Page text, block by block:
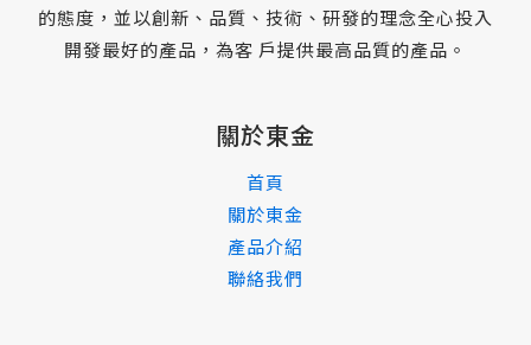
的態度，並以創新、品質、技術、研發的理念全心投入
開發最好的產品，為客 戶提供最高品質的產品。
關於東金
首頁
關於東金
產品介紹
聯絡我們